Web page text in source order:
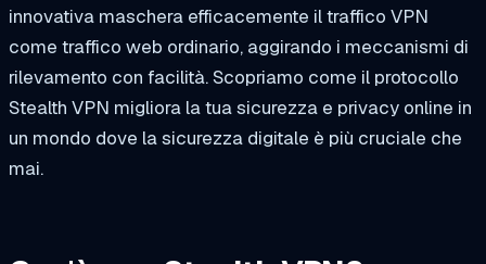
innovativa maschera efficacemente il traffico VPN
come traffico web ordinario, aggirando i meccanismi di
rilevamento con facilità. Scopriamo come il protocollo
Stealth VPN migliora la tua sicurezza e privacy online in
un mondo dove la sicurezza digitale è più cruciale che
mai.